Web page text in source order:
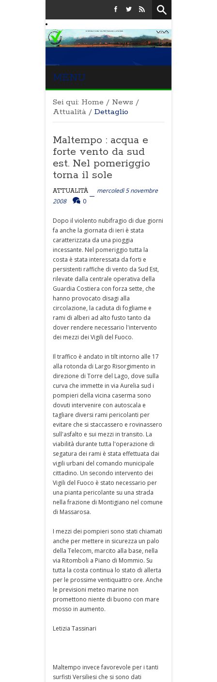
MENU
Sei qui: Home / News /
Attualità / Dettaglio
Maltempo : acqua e
forte vento da sud
est. Nel pomeriggio
torna il sole
ATTUALITÀ
mercoledì 5 novembre
2008
0
Dopo il violento nubifragio di due giorni
fa anche la giornata di ieri è stata
caratterizzata da una pioggia
incessante. Nel pomeriggio tutta la
costa è stata interessata da forti e
persistenti raffiche di vento da Sud Est,
rilevate dalla centrale operativa della
Guardia Costiera con forza sette, che
hanno provocato disagi alla
circolazione, la caduta di fogliame e
rami di alberi ad alto fusto tanto da
dover rendere necessario l'intervento
dei mezzi dei Vigili del Fuoco.
Il traffico è andato in tilt intorno alle 17
alla rotonda di Largo Risorgimento in
direzione di Torre del Lago, dove sulla
curva che immette in via Aurelia sud i
pompieri della vicina caserma sono
dovuti intervenire con autoscala e
tagliare diversi rami pericolanti per
evitare che si staccassero e rovinassero
sull'asfalto e sui mezzi in transito. La
viabilità durante tutta l'operazione di
segatura dei rami è stata effettuata dai
vigili urbani del comando municipale
cittadino. Un secondo intervento dei
Vigili del Fuoco è stato necessario per
una pianta pericolante su una strada
nella frazione di Montigiano nel comune
di Massarosa.
I mezzi dei pompieri sono stati chiamati
anche per mettere in sicurezza un palo
della Telecom, marcito alla base, nella
via Ritomboli a Piano di Mommio. Su
tutta la costa continua lo stato di allerta
per le prossime ventiquattro ore. Anche
le previsioni meteo marine non
promettono niente di buono con mare
mosso in aumento.
Letizia Tassinari
Maltempo invece favorevole per i tanti
surfisti Versiliesi che si sono dati